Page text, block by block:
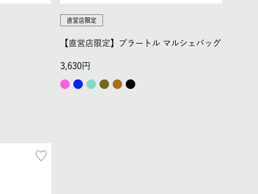
直営店限定
【直営店限定】プラートル マルシェバッグ
3,630